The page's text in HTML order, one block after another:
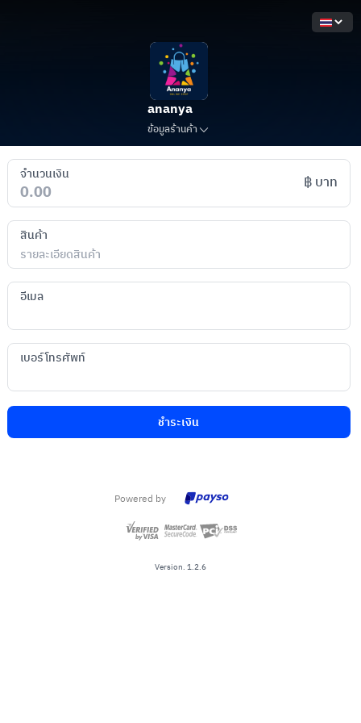
ananya
ข้อมูลร้านค้า
จำนวนเงิน ฿ บาท
สินค้า
อีเมล
เบอร์โทรศัพท์
ชำระเงิน
Powered by
Version. 1.2.6